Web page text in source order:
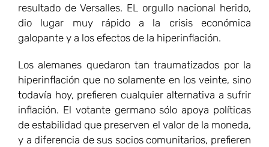
resultado de Versalles. EL orgullo nacional herido,
dio lugar muy rápido a la crisis económica
galopante y a los efectos de la hiperinflación.
Los alemanes quedaron tan traumatizados por la
hiperinflación que no solamente en los veinte, sino
todavía hoy, prefieren cualquier alternativa a sufrir
inflación. El votante germano sólo apoya políticas
de estabilidad que preserven el valor de la moneda,
y a diferencia de sus socios comunitarios, prefieren